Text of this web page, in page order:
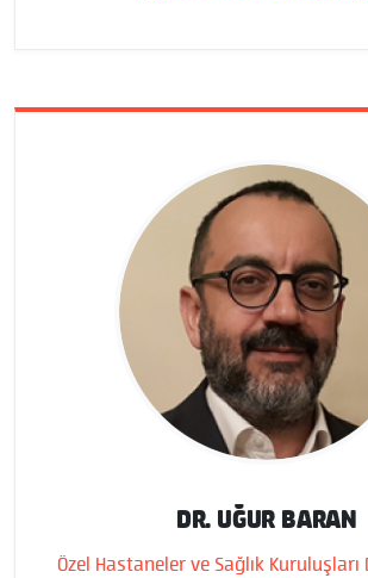
DR. UĞUR BARAN
Özel Hastaneler ve Sağlık Kuruluşları